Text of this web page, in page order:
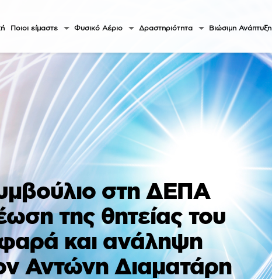
Ποιοι είμαστε Φυσικό Αέριο Δραστηριότητα Βιώσιμη Ανάπτυξη
στη ΔΕΠΑ
της θητείας του
και ανάληψη
Αντώνη Διαματάρη